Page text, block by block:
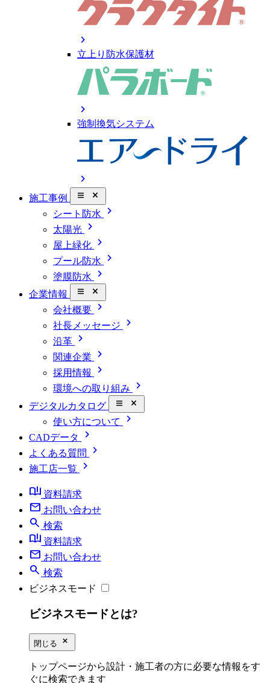
chevron_right
立上り防水保護材
chevron_right
強制換気システム
chevron_right
施工事例 close_small
シート防水 chevron_right
太陽光 chevron_right
屋上緑化 chevron_right
プール防水 chevron_right
塗膜防水 chevron_right
企業情報 close_small
会社概要 chevron_right
社長メッセージ chevron_right
沿革 chevron_right
関連企業 chevron_right
採用情報 chevron_right
環境への取り組み chevron_right
デジタルカタログ close_small
使い方について chevron_right
CADデータ chevron_right
よくある質問 chevron_right
施工店一覧
chevron_right
book_ribbon 資料請求
mail お問い合わせ
search 検索
book_ribbon 資料請求
mail お問い合わせ
search 検索
ビジネスモード
ビジネスモードとは?
閉じる close_small
トップページから設計・施工者の方に必要な情報をす
ぐに検索できます